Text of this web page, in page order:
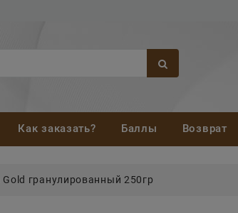
Как заказать? Баллы Возврат
гранулированный 250гр